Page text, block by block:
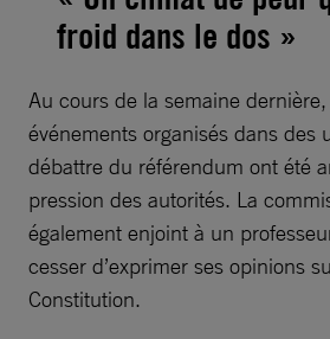
froid dans le dos »
Au cours de la semaine
événements organisés dans des
débattre du référendum ont été
pression des autorités. La
également enjoint à un
cesser d’exprimer ses opinions
Constitution.